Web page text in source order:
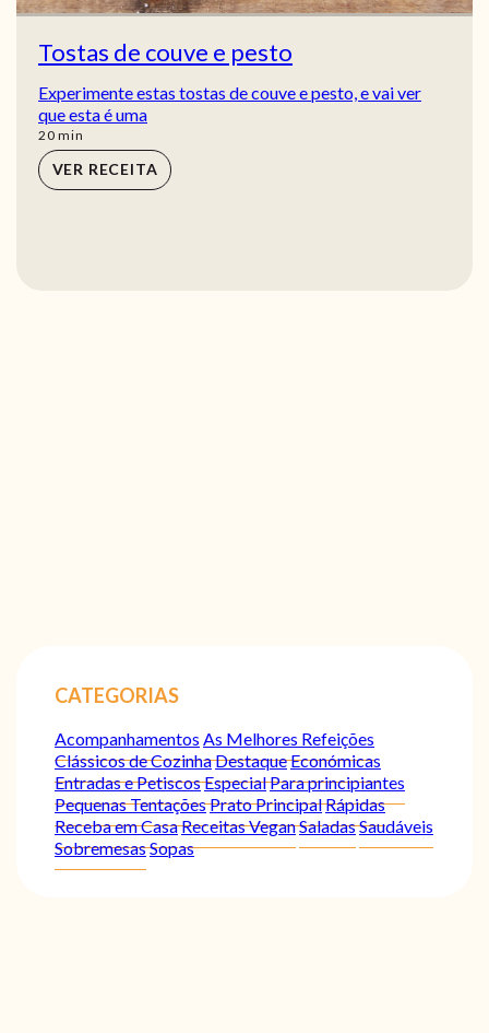
Tostas de couve e pesto
Experimente estas tostas de couve e pesto, e vai ver
que esta é uma
20min
min
VER RECEITA
CATEGORIAS
Acompanhamentos As Melhores Refeições
Clássicos de CozinhaDestaqueEconómicas
Entradas e PetiscosEspecialPara principiantes
Pequenas TentaçõesPrato PrincipalRápidas
Receba em CasaReceitas VeganSaladasSaudáveis
SobremesasSopas